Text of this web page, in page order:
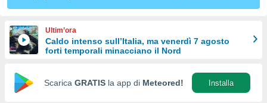
di
Web
Ultim’ora
Caldo intenso sull’Italia, ma venerdì 7 agosto
forti temporali minacciano il Nord
Scarica GRATIS la app di Meteored! Installa